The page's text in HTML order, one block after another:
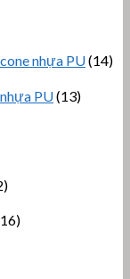
nhựa PU(14)
PU(13)